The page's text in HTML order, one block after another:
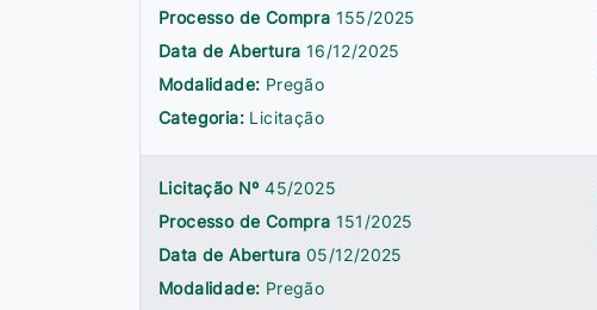
Processo de Compra 155/2025
Data de Abertura 16/12/2025
Modalidade: Pregão
Categoria: Licitação
Licitação Nº45/2025
Processo de Compra 151/2025
Data de Abertura 05/12/2025
Modalidade: Pregão